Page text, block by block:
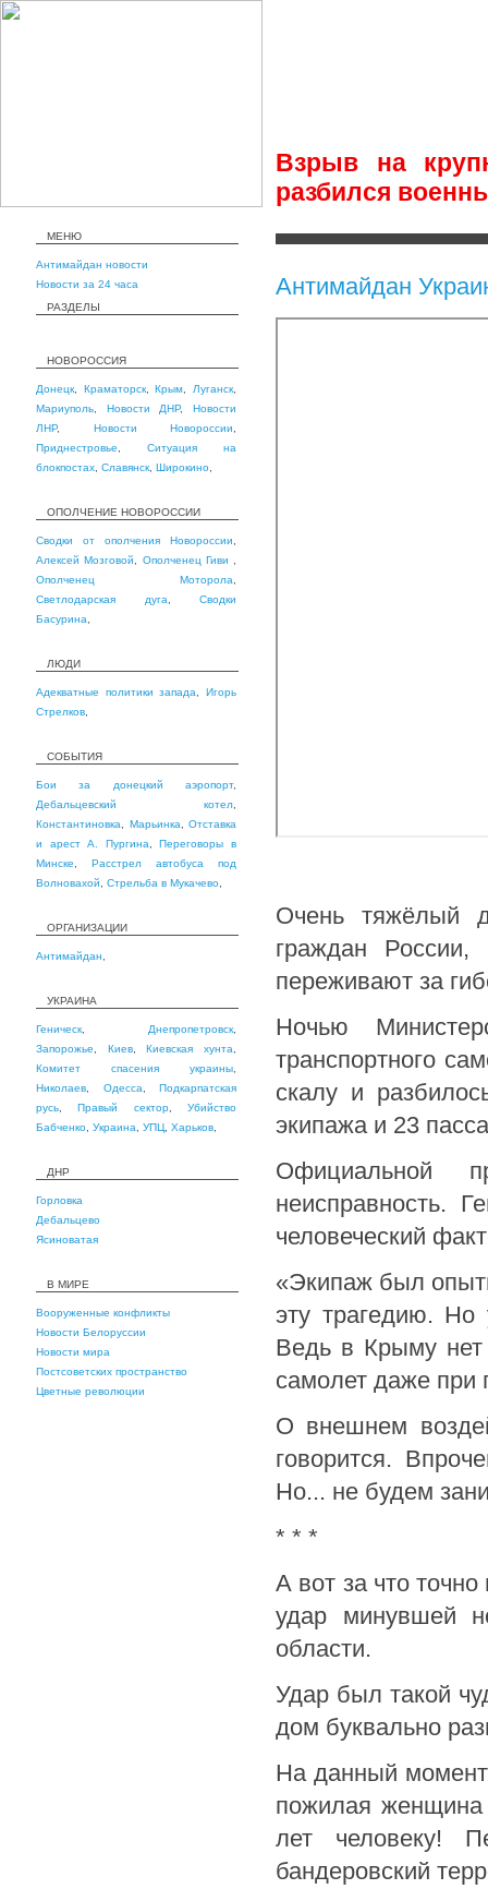
Взрыв на
разбился
МЕНЮ
Антимайдан новости
Новости за 24 часа
РАЗДЕЛЫ
НОВОРОССИЯ
Донецк Краматорск,Крым Луганск
Мариуполь
Новости ДНР,Новости
ЛНР, Новости Новороссии
Приднестровье
Ситуация на
блокпостах Славянск Широкино
ОПОЛЧЕНИЕ НОВОРОССИИ
Сводки от ополчения Новороссии
Алексей Мозговой
Ополченец Гиви
Ополченец Моторола
Светлодарская дуга
Сводки
Басурина
ЛЮДИ
Адекватные политики запада ,Игорь
Стрелков
СОБЫТИЯ
Бои за донецкий аэропорт,
Дебальцевский котел
Константиновка
Марьинка
Отставка
и арест А. Пургина ,Переговоры в
Минске
Расстрел автобуса под
Волновахой
Стрельба в Мукачево
ОРГАНИЗАЦИИ
Антимайдан
УКРАИНА
Геническ Днепропетровск
Запорожье
Киев,Киевская хунта
Комитет спасения украины
Николаев
Одесса
Подкарпатская
русь ,Правый сектор,Убийство
Бабченко Украина УПЦ Харьков
ДНР
Горловка
Дебальцево
Ясиноватая
В МИРЕ
Вооруженные конфликты
Новости Белоруссии
Новости мира
Постсоветских пространство
Цветные революции
Антимайдан
Очень тяжёлый
граждан
переживают за
Ночью
транспортного
скалу и
экипажа и 23
Официальной
неисправность.
человеческий
«Экипаж был
эту трагедию. Но
Ведь в Крыму нет
самолет даже при
О внешнем
говорится.
Но... не будем
* * *
А вот за что
удар минувшей
области.
Удар был такой
дом буквально
На данный момент
пожилая женщина
лет человеку!
бандеровский